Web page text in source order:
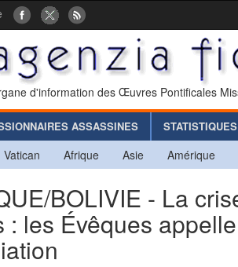
d'information des Œuvres Pontificales
ASSASSINES STATISTIQUES
Vatican Afrique Asie Amérique
BOLIVIE - La
: les Évêques